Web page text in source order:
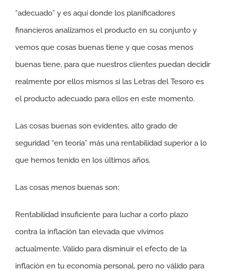
“adecuado” y es aquí donde los planificadores
financieros analizamos el producto en su conjunto y
vemos que cosas buenas tiene y que cosas menos
buenas tiene, para que nuestros clientes puedan decidir
realmente por ellos mismos si las Letras del Tesoro es
el producto adecuado para ellos en este momento.
Las cosas buenas son evidentes, alto grado de
seguridad “en teoría” más una rentabilidad superior a lo
que hemos tenido en los últimos años.
Las cosas menos buenas son:
Rentabilidad insuficiente para luchar a corto plazo
contra la inflación tan elevada que vivimos
actualmente. Válido para disminuir el efecto de la
inflación en tu economía personal, pero no válido para